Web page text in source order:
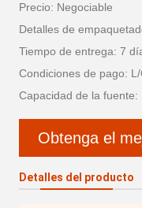
Precio: Negociable
Detalles de
Tiempo de entrega: 7
Condiciones de pago:
Capacidad de la
Obtenga el
Detalles del producto